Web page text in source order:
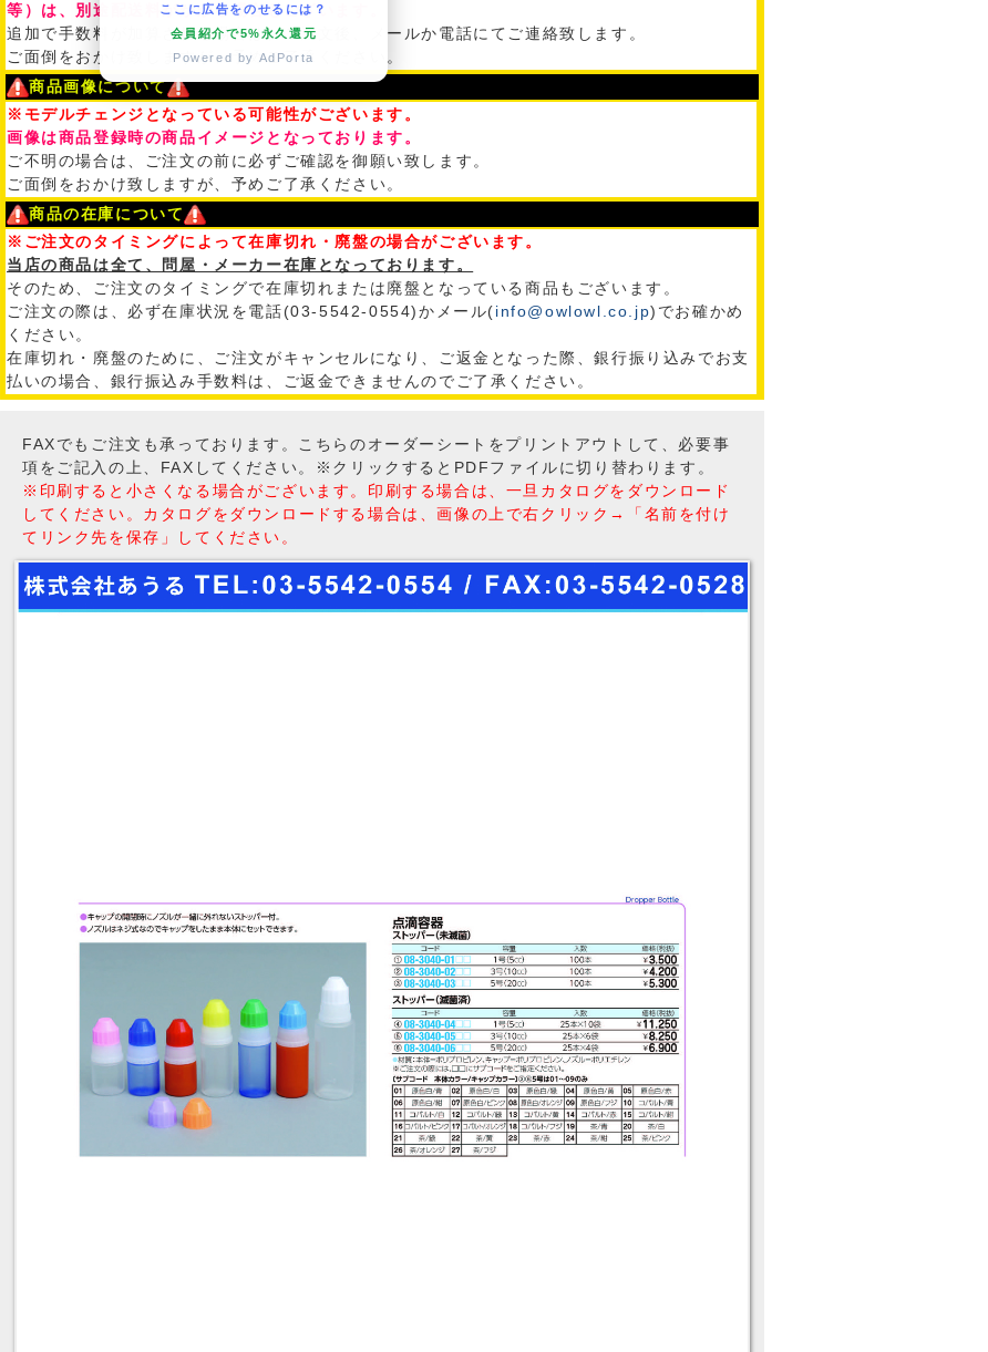
等）は、別途配送料がかかる場合もございます。
追加で手数料が加算される場合は、ご注文後、メールか電話にてご連絡致します。
ご面倒をおかけ致しますが、予めご了承ください。
商品画像について
※モデルチェンジとなっている可能性がございます。
画像は商品登録時の商品イメージとなっております。
ご不明の場合は、ご注文の前に必ずご確認を御願い致します。
ご面倒をおかけ致しますが、予めご了承ください。
商品の在庫について
※ご注文のタイミングによって在庫切れ・廃盤の場合がございます。
当店の商品は全て、問屋・メーカー在庫となっております。
そのため、ご注文のタイミングで在庫切れまたは廃盤となっている商品もございます。
ご注文の際は、必ず在庫状況を電話(03-5542-0554)かメール(info@owlowl.co.jp)でお確かめ
ください。
在庫切れ・廃盤のために、ご注文がキャンセルになり、ご返金となった際、銀行振り込みでお支
払いの場合、銀行振込み手数料は、ご返金できませんのでご了承ください。
FAXでもご注文も承っております。こちらのオーダーシートをプリントアウトして、必要事
項をご記入の上、FAXしてください。※クリックするとPDFファイルに切り替わります。
※印刷すると小さくなる場合がございます。印刷する場合は、一旦カタログをダウンロード
してください。カタログをダウンロードする場合は、画像の上で右クリック→「名前を付け
てリンク先を保存」してください。
ここに広告をのせるには？
会員紹介で5%永久還元
Powered by AdPorta